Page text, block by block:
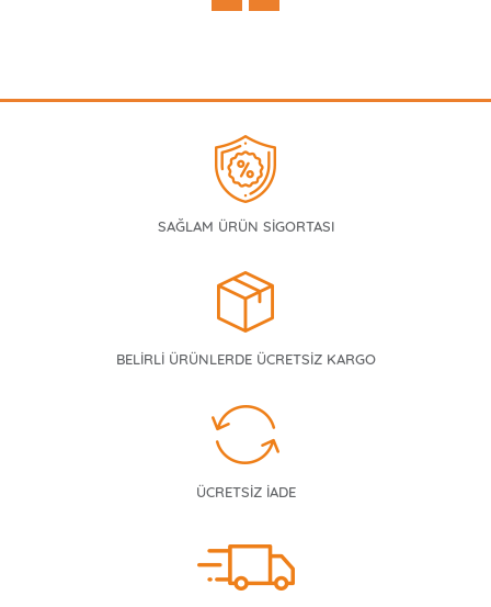
SAĞLAM ÜRÜN SİGORTASI
BELİRLİ ÜRÜNLERDE ÜCRETSİZ KARGO
ÜCRETSİZ İADE